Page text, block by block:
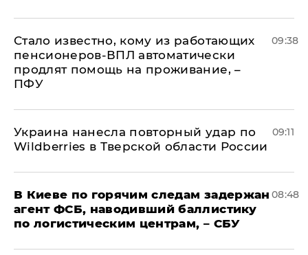
Стало известно, кому из работающих
пенсионеров-ВПЛ автоматически
продлят помощь на проживание, –
ПФУ
09:38
Украина нанесла повторный удар по
Wildberries в Тверской области России
09:11
В Киеве по горячим следам задержан
агент ФСБ, наводивший баллистику
по логистическим центрам, – СБУ
08:48